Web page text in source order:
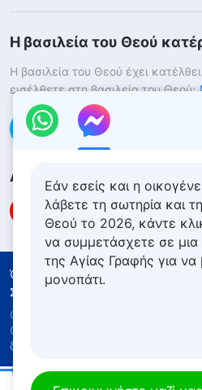
Η βασιλεία του Θεού
Η βασιλεία του Θεού έχει
εισέλθετε στη βασιλεία του Θεού;
Επικοινωνήστε μαζί μας
Ακολουθήστε μας
Όροι Χρήσης
Πολιτική απορρήτου
Συντελεστές
Copyright © 2026
Θεού
δικαιώματος.
Εάν εσείς και η
λάβετε τη σωτηρία και
Θεού το 2026, κάντε
να συμμετάσχετε σε
της Αγίας Γραφής για να
μονοπάτι.